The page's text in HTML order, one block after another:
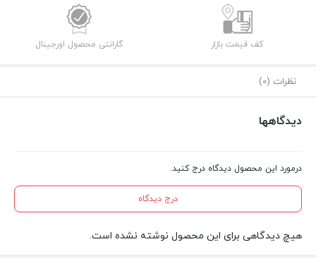
کف قیمت بازار گارانتی محصول اورجینال
نظرات (0)
دیدگاهها
درمورد این محصول دیدگاه درج کنید.
درج دیدگاه
هیچ دیدگاهی برای این محصول نوشته نشده است.